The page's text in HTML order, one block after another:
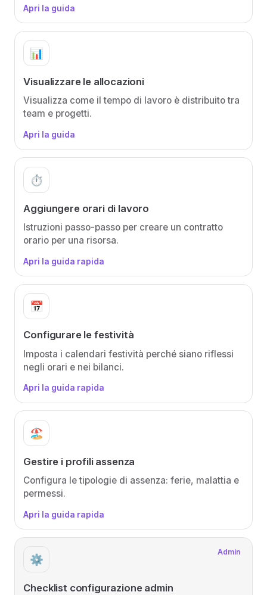
Apri la guida
📊
Visualizzare le allocazioni
Visualizza come il tempo di lavoro è distribuito tra
team e progetti.
Apri la guida
⏱️
Aggiungere orari di lavoro
Istruzioni passo-passo per creare un contratto
orario per una risorsa.
Apri la guida rapida
📅
Configurare le festività
Imposta i calendari festività perché siano riflessi
negli orari e nei bilanci.
Apri la guida rapida
🏖️
Gestire i profili assenza
Configura le tipologie di assenza: ferie, malattia e
permessi.
Apri la guida rapida
Admin
⚙️
Checklist configurazione admin